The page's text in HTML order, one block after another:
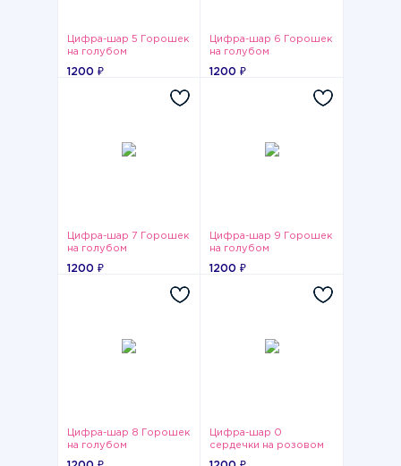
Цифра-шар 5 Горошек
на голубом
1200 ₽
Цифра-шар 6 Горошек
на голубом
1200 ₽
Цифра-шар 7 Горошек
на голубом
1200 ₽
Цифра-шар 9 Горошек
на голубом
1200 ₽
Цифра-шар 8 Горошек
на голубом
Цифра-шар 0
сердечки на розовом